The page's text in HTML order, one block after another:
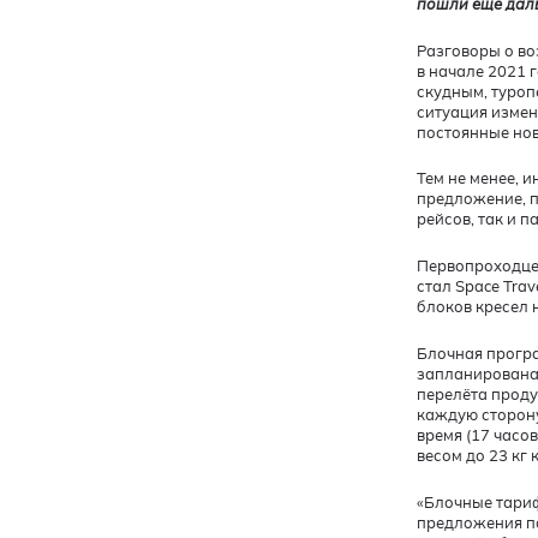
пошли ещё
Разговоры о
в начале 2021
скудным,
ситуация
постоянные
Тем не менее,
предложение,
рейсов, так и
стал Space
блоков кресел
Блочная
перелёта
каждую
время (17
весом до 23 кг
«Блочные
предложения